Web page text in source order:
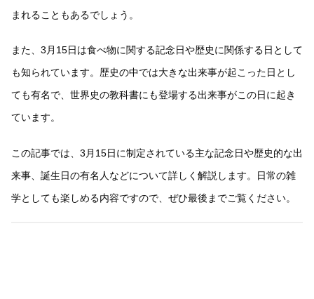
まれることもあるでしょう。
また、3月15日は食べ物に関する記念日や歴史に関係する日として
も知られています。歴史の中では大きな出来事が起こった日とし
ても有名で、世界史の教科書にも登場する出来事がこの日に起き
ています。
この記事では、3月15日に制定されている主な記念日や歴史的な出
来事、誕生日の有名人などについて詳しく解説します。日常の雑
学としても楽しめる内容ですので、ぜひ最後までご覧ください。